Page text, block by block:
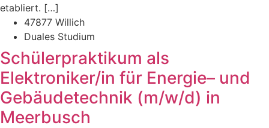
etabliert. […]
47877 Willich
Duales Studium
Schülerpraktikum als
Elektroniker/in für Energie– und
Gebäudetechnik (m/w/d) in
Meerbusch